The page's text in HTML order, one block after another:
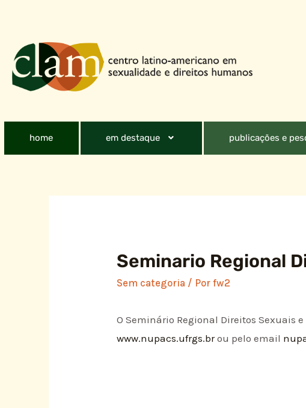
home em destaque publicações e
Seminario Regional
Sem categoria / Porfw2
O Seminário Regional Direitos Sexuais
www.nupacs.ufrgs.brou pelo email